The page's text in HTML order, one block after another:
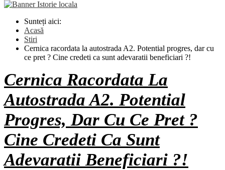
Sunteți aici:
Acasă
Stiri
Cernica racordata la autostrada A2. Potential progres, dar cu
ce pret ? Cine credeti ca sunt adevaratii beneficiari ?!
Cernica Racordata La
Autostrada A2. Potential
Progres, Dar Cu Ce Pret ?
Cine Credeti Ca Sunt
Adevaratii Beneficiari ?!